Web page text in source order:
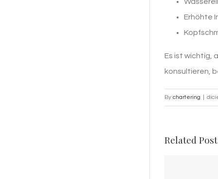
Erhöhte
Es ist wichtig,
konsultieren,
By chartering
Related